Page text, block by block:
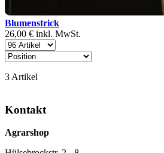
Blumenstrick
26,00 € inkl. MwSt.
3 Artikel
Kontakt
Agrarshop